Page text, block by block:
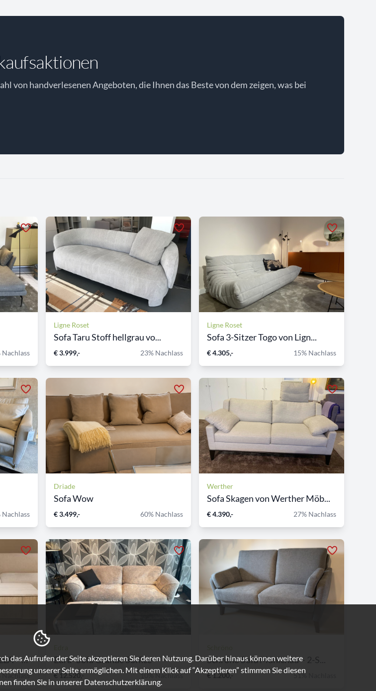
von handverlesenen Angeboten, die Ihnen das Beste von dem zeigen, was bei
Nachlass
Ligne Roset
Sofa Taru Stoff hellgrau vo...
€ 3.999,- 23% Nachlass
Ligne Roset
Sofa 3-Sitzer Togo von Lign...
€ 4.305,- 15% Nachlass
Nachlass
Driade
Sofa Wow
€ 3.499,- 60% Nachlass
Werther
Sofa Skagen von Werther Möb...
€ 4.390,- 27% Nachlass
CARACOLE Sofa MARBELLA – 3-...
Nachlass
Edra- Sofa Grande Soffice
€ 12.520,- 10% Nachlass
Schröno Sofa Münichau – 2-S...
€ 1.200,- 51% Nachlass
das Aufrufen der Seite akzeptieren Sie deren Nutzung. Darüber hinaus können weitere
unserer Seite ermöglichen. Mit einem Klick auf “Akzeptieren” stimmen Sie diesen
finden Sie in unserer Datenschutzerklärung.